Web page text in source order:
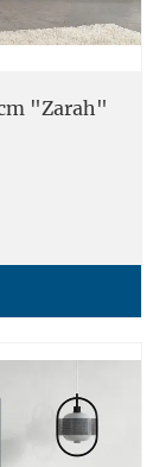
"Zarah"